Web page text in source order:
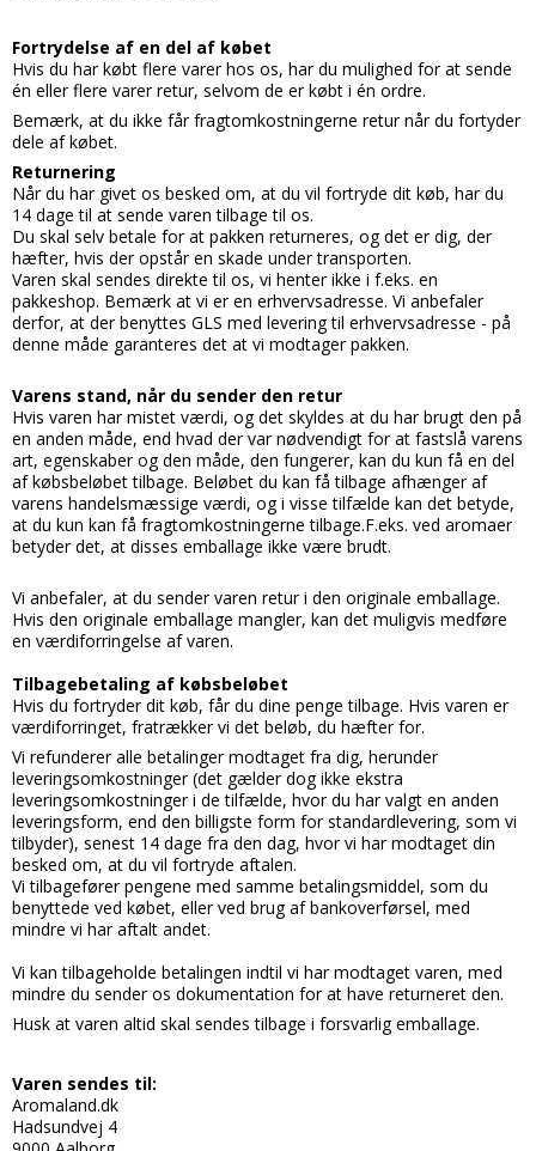
Fortrydelse af en del af købet
Hvis du har købt flere varer hos os, har du mulighed for at sende
én eller flere varer retur, selvom de er købt i én ordre.
Bemærk, at du ikke får fragtomkostningerne retur når du fortyder
dele af købet.
Returnering
Når du har givet os besked om, at du vil fortryde dit køb, har du
14 dage til at sende varen tilbage til os.
Du skal selv betale for at pakken returneres, og det er dig, der
hæfter, hvis der opstår en skade under transporten.
Varen skal sendes direkte til os, vi henter ikke i f.eks. en
pakkeshop. Bemærk at vi er en erhvervsadresse. Vi anbefaler
derfor, at der benyttes GLS med levering til erhvervsadresse - på
denne måde garanteres det at vi modtager pakken.
Varens stand, når du sender den retur
Hvis varen har mistet værdi, og det skyldes at du har brugt den på
en anden måde, end hvad der var nødvendigt for at fastslå varens
art, egenskaber og den måde, den fungerer, kan du kun få en del
af købsbeløbet tilbage. Beløbet du kan få tilbage afhænger af
varens handelsmæssige værdi, og i visse tilfælde kan det betyde,
at du kun kan få fragtomkostningerne tilbage.F.eks. ved aromaer
betyder det, at disses emballage ikke være brudt.
Vi anbefaler, at du sender varen retur i den originale emballage.
Hvis den originale emballage mangler, kan det muligvis medføre
en værdiforringelse af varen.
Tilbagebetaling af købsbeløbet
Hvis du fortryder dit køb, får du dine penge tilbage. Hvis varen er
værdiforringet, fratrækker vi det beløb, du hæfter for.
Vi refunderer alle betalinger modtaget fra dig, herunder
leveringsomkostninger (det gælder dog ikke ekstra
leveringsomkostninger i de tilfælde, hvor du har valgt en anden
leveringsform, end den billigste form for standardlevering, som vi
tilbyder), senest 14 dage fra den dag, hvor vi har modtaget din
besked om, at du vil fortryde aftalen.
Vi tilbagefører pengene med samme betalingsmiddel, som du
benyttede ved købet, eller ved brug af bankoverførsel, med
mindre vi har aftalt andet.
Vi kan tilbageholde betalingen indtil vi har modtaget varen, med
mindre du sender os dokumentation for at have returneret den.
Husk at varen altid skal sendes tilbage i forsvarlig emballage.
Varen sendes til:
Aromaland.dk
Hadsundvej 4